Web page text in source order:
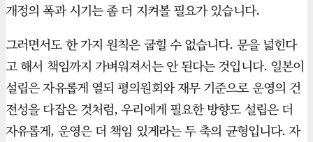
개정의 폭과 시기는 좀 더 지켜볼 필요가 있습니다.
그러면서도 한 가지 원칙은 굽힐 수 없습니다. 문을 넓힌다
고 해서 책임까지 가벼워져서는 안 된다는 것입니다. 일본이
설립은 자유롭게 열되 평의원회와 재무 기준으로 운영의 건
전성을 다잡은 것처럼, 우리에게 필요한 방향도 설립은 더
자유롭게, 운영은 더 책임 있게라는 두 축의 균형입니다. 자